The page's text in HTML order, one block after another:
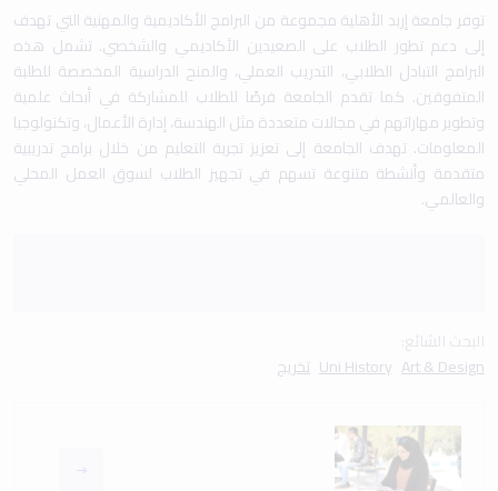
توفر جامعة إربد الأهلية مجموعة من البرامج الأكاديمية والمهنية التي تهدف
إلى دعم تطور الطلاب على الصعيدين الأكاديمي والشخصي. تشمل هذه
البرامج التبادل الطلابي، التدريب العملي، والمنح الدراسية المخصصة للطلبة
المتفوقين. كما تقدم الجامعة فرصًا للطلاب للمشاركة في أبحاث علمية
وتطوير مهاراتهم في مجالات متعددة مثل الهندسة، إدارة الأعمال، وتكنولوجيا
المعلومات. تهدف الجامعة إلى تعزيز تجربة التعليم من خلال برامج تدريبية
متقدمة وأنشطة متنوعة تسهم في تجهيز الطلاب لسوق العمل المحلي
والعالمي.
Art & Design
Uni History تخريج